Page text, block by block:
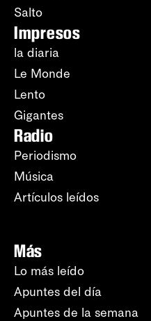
Salto
Impresos
la diaria
Le Monde
Lento
Gigantes
Radio
Periodismo
Música
Artículos leídos
Más
Lo más leído
Apuntes del día
Apuntes de la semana